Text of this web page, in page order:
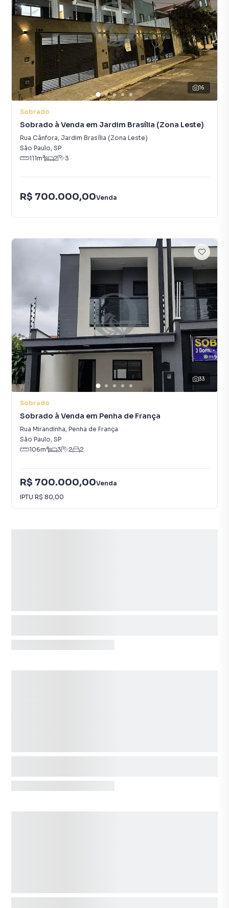
16
Sobrado
Sobrado à Venda em Jardim Brasília (Zona Leste)
Rua Cânfora, Jardim Brasília (Zona Leste)
São Paulo, SP
111m² 2 3
R$ 700.000,00Venda
33
Sobrado
Sobrado à Venda em Penha de França
Rua Mirandinha, Penha de França
São Paulo, SP
106m² 3 2 2
R$ 700.000,00Venda
IPTU R$ 80,00